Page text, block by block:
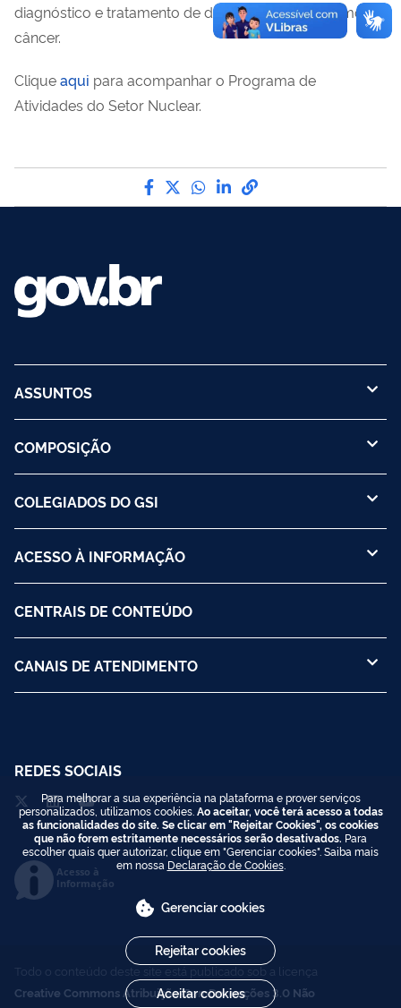
diagnóstico e tratamento de diversas doenças como o
câncer.
Cliqueaqui para acompanhar o Programa de
Atividades do Setor Nuclear.
Compartilhe por Facebook
Compartilhe por Twitter
Compartilhe por
Compartilhe por
link para Copiar
ASSUNTOS
COMPOSIÇÃO
COLEGIADOS DO GSI
ACESSO À INFORMAÇÃO
CENTRAIS DE CONTEÚDO
CANAIS DE ATENDIMENTO
REDES SOCIAIS
Acesso à
Informação
Todo o conteúdo deste site está publicado sob a licença
Creative Commons Atribuição-SemDerivações 3.0 Não
Para melhorar a sua experiência na plataforma e prover serviços
personalizados, utilizamos cookies. Ao aceitar, você terá acesso a todas
as funcionalidades do site. Se clicar em "Rejeitar Cookies", os cookies
que não forem estritamente necessários serão desativados. Para
escolher quais quer autorizar, clique em "Gerenciar cookies". Saiba mais
em nossa Declaração de Cookies.
Gerenciar cookies
Rejeitar cookies
Aceitar cookies